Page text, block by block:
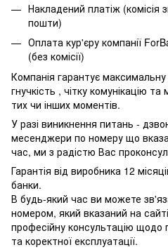
Накладений платіж (комісія
пошти)
Оплата кур'єру компанії
(без комісії)
Компанія гарантує максимальну
гнучкість , чітку комунікацію
тих чи інших моментів.
У разі виникнення питань -
месенджери по номеру що
час, ми з радістю Вас
Гарантія від виробника 12
банки.
В будь-який час ви можете
номером, який вказаний на
професійну консультацію щодо
та коректної експлуатації.